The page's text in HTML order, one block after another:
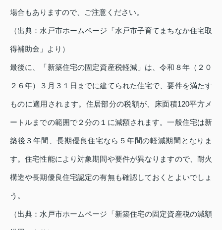
場合もありますので、ご注意ください。
（出典：水戸市ホームページ「水戸市子育てまちなか住宅取
得補助金」より）
最後に、「新築住宅の固定資産税軽減」は、令和８年（２０
２６年）３月３１日までに建てられた住宅で、要件を満たす
ものに適用されます。住居部分の税額が、床面積120平方メ
ートルまでの範囲で２分の１に減額されます。一般住宅は新
築後３年間、長期優良住宅なら５年間の軽減期間となりま
す。住宅性能により対象期間や要件が異なりますので、耐火
構造や長期優良住宅認定の有無も確認しておくとよいでしょ
う。
（出典：水戸市ホームページ「新築住宅の固定資産税の減額